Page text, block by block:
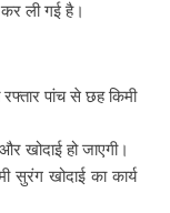
ली गई है।
पांच से छह किमी
खोदाई हो जाएगी।
खोदाई का कार्य